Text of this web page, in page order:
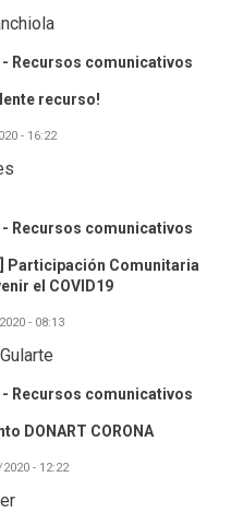
- Recursos comunicativos
recurso!
- 16:22
- Recursos comunicativos
Participación Comunitaria
el COVID19
- 08:13
- Recursos comunicativos
DONART CORONA
- 12:22